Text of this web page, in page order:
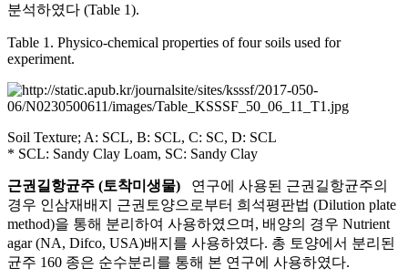
분석하였다 (Table 1).
Table 1. Physico-chemical properties of four soils used for
experiment.
Soil Texture; A: SCL, B: SCL, C: SC, D: SCL
* SCL: Sandy Clay Loam, SC: Sandy Clay
근권길항균주 (토착미생물) 연구에 사용된 근권길항균주의
경우 인삼재배지 근권토양으로부터 희석평판법 (Dilution plate
method)을 통해 분리하여 사용하였으며, 배양의 경우 Nutrient
agar (NA, Difco, USA)배지를 사용하였다. 총 토양에서 분리된
균주 160 종은 순수분리를 통해 본 연구에 사용하였다.